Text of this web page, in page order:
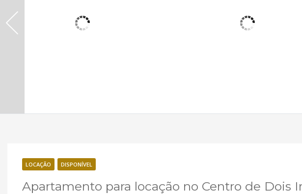
LOCAÇÃO DISPONÍVEL
Apartamento para locação no Centro de Dois